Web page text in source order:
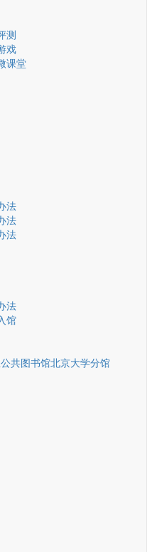
测
戏
课堂
法
法
法
法
馆
共图书馆北京大学分馆